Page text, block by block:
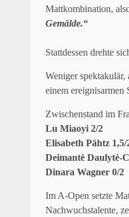
Mattkombination,
Gemälde.“
Stattdessen drehte
Weniger
einem
Zwischenstand im
Lu Miaoyi 2/2
Elisabeth Pähtz 1,5/
Deimantė Daulytė-
Dinara Wagner 0/2
Im A-Open setzte
Nachwuchstalente,